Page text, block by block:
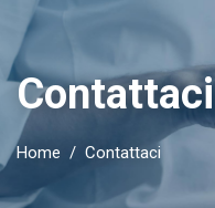
Contattaci
Home / Contattaci